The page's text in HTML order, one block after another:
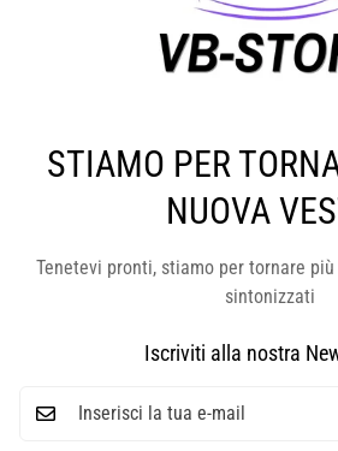
STIAMO PER
NUOVA
Tenetevi pronti, stiamo per tornare
sintonizzati
Iscriviti alla nostra